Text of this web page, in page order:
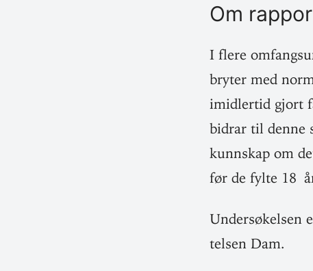
Om
I flere
bryter med
imid­lertid gjort
bidrar til denne
kunnskap om
før de fylte 18
Under­sø­kelsen
telsen Dam.